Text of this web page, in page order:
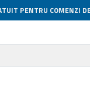
PENTRU COMENZI